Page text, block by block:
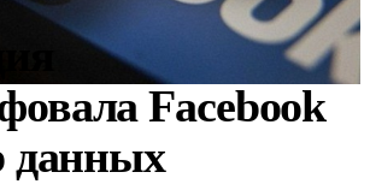
Facebook
данных